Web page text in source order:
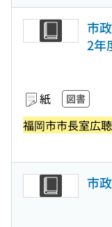
市
2年
紙 図書
福岡市市長室広
市